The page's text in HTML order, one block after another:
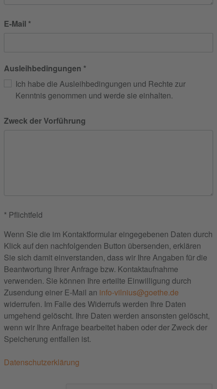
E-Mail
Ausleihbedingungen
Ich habe die Ausleihbedingungen und Rechte zur
Kenntnis genommen und werde sie einhalten.
Zweck der Vorführung
* Pflichtfeld
Wenn Sie die im Kontaktformular eingegebenen Daten durch
Klick auf den nachfolgenden Button übersenden, erklären
Sie sich damit einverstanden, dass wir Ihre Angaben für die
Beantwortung Ihrer Anfrage bzw. Kontaktaufnahme
verwenden. Sie können Ihre erteilte Einwilligung durch
Zusendung einer E-Mail an info-vilnius@goethe.de
widerrufen. Im Falle des Widerrufs werden Ihre Daten
umgehend gelöscht. Ihre Daten werden ansonsten gelöscht,
wenn wir Ihre Anfrage bearbeitet haben oder der Zweck der
Speicherung entfallen ist.
Datenschutzerklärung